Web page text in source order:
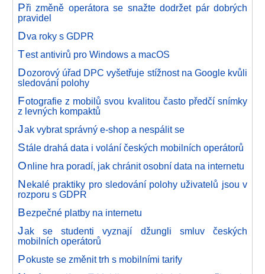
Při změně operátora se snažte dodržet pár dobrých
pravidel
Dva roky s GDPR
Test antivirů pro Windows a macOS
Dozorový úřad DPC vyšetřuje stížnost na Google kvůli
sledování polohy
Fotografie z mobilů svou kvalitou často předčí snímky
z levných kompaktů
Jak vybrat správný e-shop a nespálit se
Stále drahá data i volání českých mobilních operátorů
Online hra poradí, jak chránit osobní data na internetu
Nekalé praktiky pro sledování polohy uživatelů jsou v
rozporu s GDPR
Bezpečné platby na internetu
Jak se studenti vyznají džungli smluv českých
mobilních operátorů
Pokuste se změnit trh s mobilními tarify